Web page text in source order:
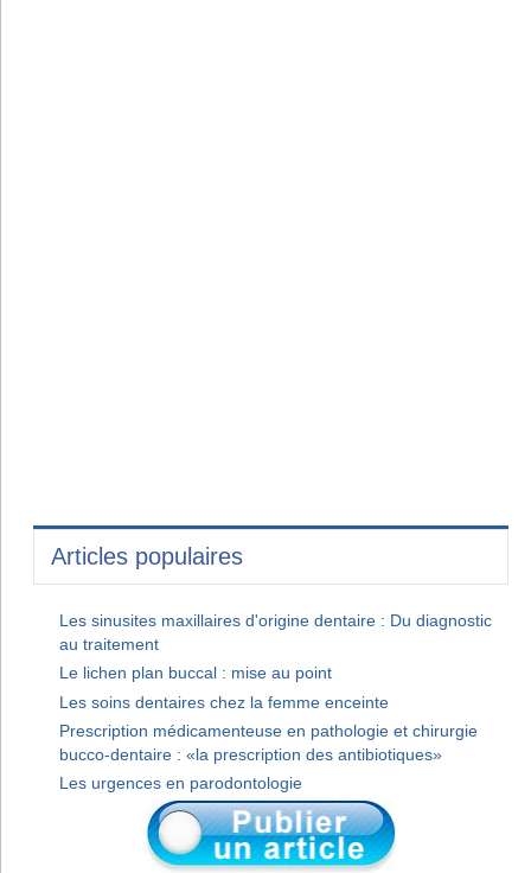
Articles populaires
Les sinusites maxillaires d'origine dentaire : Du diagnostic
au traitement
Le lichen plan buccal : mise au point
Les soins dentaires chez la femme enceinte
Prescription médicamenteuse en pathologie et chirurgie
bucco-dentaire : «la prescription des antibiotiques»
Les urgences en parodontologie